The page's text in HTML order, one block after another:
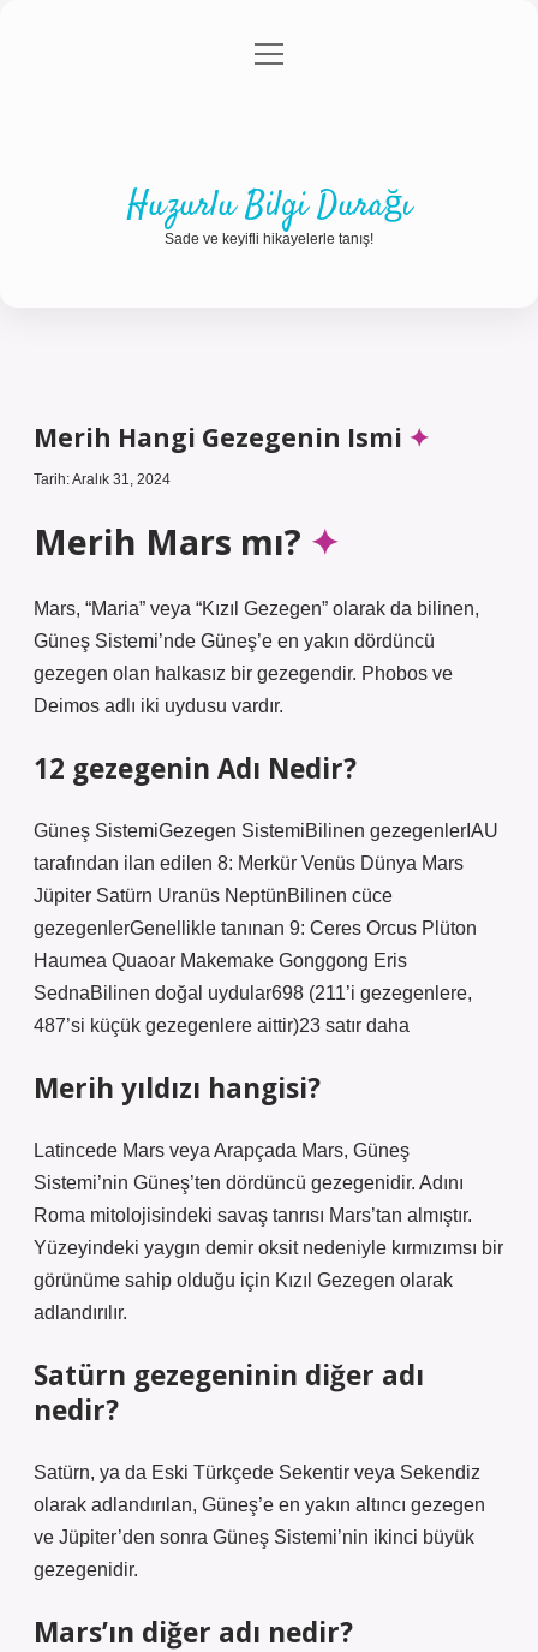
Gizlilik Politikası
menüyü
Huzurlu Bilgi Durağı
Sade ve keyifli hikayelerle tanış!
Merih Hangi Gezegenin Ismi
Tarih: Aralık 31, 2024
Merih Mars mı?
Mars, “Maria” veya “Kızıl Gezegen” olarak da bilinen,
Güneş Sistemi’nde Güneş’e en yakın dördüncü
gezegen olan halkasız bir gezegendir. Phobos ve
Deimos adlı iki uydusu vardır.
12 gezegenin Adı Nedir?
Güneş SistemiGezegen SistemiBilinen gezegenlerIAU
tarafından ilan edilen 8: Merkür Venüs Dünya Mars
Jüpiter Satürn Uranüs NeptünBilinen cüce
gezegenlerGenellikle tanınan 9: Ceres Orcus Plüton
Haumea Quaoar Makemake Gonggong Eris
SednaBilinen doğal uydular698 (211’i gezegenlere,
487’si küçük gezegenlere aittir)23 satır daha
Merih yıldızı hangisi?
Latincede Mars veya Arapçada Mars, Güneş
Sistemi’nin Güneş’ten dördüncü gezegenidir. Adını
Roma mitolojisindeki savaş tanrısı Mars’tan almıştır.
Yüzeyindeki yaygın demir oksit nedeniyle kırmızımsı bir
görünüme sahip olduğu için Kızıl Gezegen olarak
adlandırılır.
Satürn gezegeninin diğer adı
nedir?
Satürn, ya da Eski Türkçede Sekentir veya Sekendiz
olarak adlandırılan, Güneş’e en yakın altıncı gezegen
ve Jüpiter’den sonra Güneş Sistemi’nin ikinci büyük
gezegenidir.
Mars’ın diğer adı nedir?